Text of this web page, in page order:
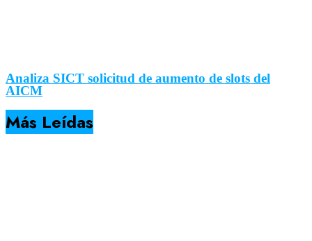
Analiza SICT solicitud de aumento de slots del
AICM
Más Leídas